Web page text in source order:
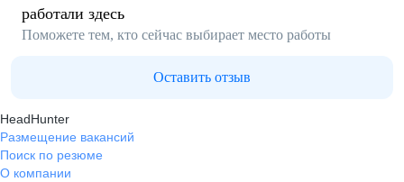
работали здесь
Поможете тем, кто сейчас выбирает место работы
Оставить отзыв
HeadHunter
Размещение вакансий
Поиск по резюме
О компании